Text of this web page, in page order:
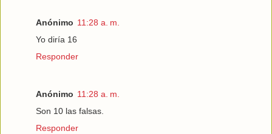
Anónimo 11:28 a. m.
Yo diría 16
Responder
Anónimo 11:28 a. m.
Son 10 las falsas.
Responder